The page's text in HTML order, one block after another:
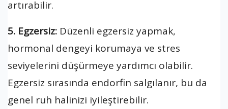
artırabilir.
5. Egzersiz: Düzenli egzersiz yapmak,
hormonal dengeyi korumaya ve stres
seviyelerini düşürmeye yardımcı olabilir.
Egzersiz sırasında endorfin salgılanır, bu da
genel ruh halinizi iyileştirebilir.